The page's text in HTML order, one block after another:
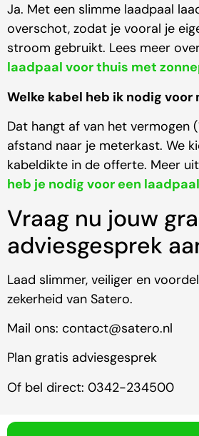
Ja. Met een slimme laadpaal
overschot, zodat je vooral je
stroom gebruikt. Lees meer
laadpaal voor thuis met
Welke kabel heb ik nodig voor
Dat hangt af van het vermogen
afstand naar je meterkast. We
kabeldikte in de offerte. Meer
heb je nodig voor een
Vraag nu jouw
adviesgesprek
Laad slimmer, veiliger en
zekerheid van Satero.
Mail ons: contact@satero.nl
Plan gratis adviesgesprek
Of bel direct: 0342-234500